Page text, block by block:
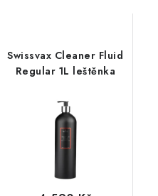
Swissvax Cleaner Fluid
Regular 1L leštěnka